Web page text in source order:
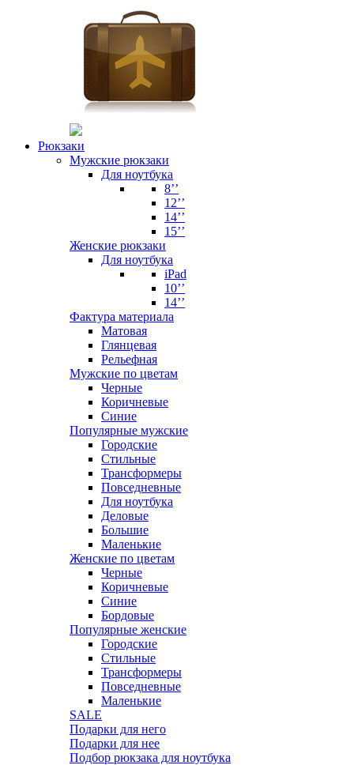
Рюкзаки
Мужские рюкзаки
Для ноутбука
8’’
12’’
14’’
15’’
Женские рюкзаки
Для ноутбука
iPad
10’’
14’’
Фактура материала
Матовая
Глянцевая
Рельефная
Мужские по цветам
Черные
Коричневые
Синие
Популярные мужские
Городские
Стильные
Трансформеры
Повседневные
Для ноутбука
Деловые
Большие
Маленькие
Женские по цветам
Черные
Коричневые
Синие
Бордовые
Популярные женские
Городские
Стильные
Трансформеры
Повседневные
Маленькие
SALE
Подарки для него
Подарки для нее
Подбор рюкзака для ноутбука